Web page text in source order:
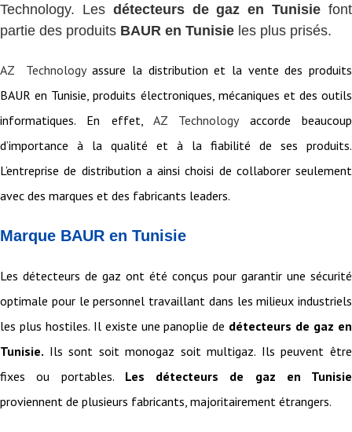
Technology. Les détecteurs de gaz en Tunisie font
partie des produits BAUR en Tunisie les plus prisés.
AZ Technologyassure la distribution et la vente des produits
BAUR en Tunisie, produits électroniques, mécaniques et des outils
informatiques. En effet, AZ Technologyaccorde beaucoup
d’importance à la qualité et à la fiabilité de ses produits.
L’entreprise de distribution a ainsi choisi de collaborer seulement
avec des marques et des fabricants leaders.
Marque BAUR en Tunisie
Les détecteurs de gaz ont été conçus pour garantir une sécurité
optimale pour le personnel travaillant dans les milieux industriels
les plus hostiles. Il existe une panoplie de détecteurs de gaz en
Tunisie. Ils sont soit monogaz soit multigaz. Ils peuvent être
fixes ou portables. Les détecteurs de gaz en Tunisie
proviennent de plusieurs fabricants, majoritairement étrangers.